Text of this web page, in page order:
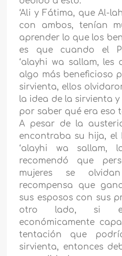
‘Ali y Fátima, que Al-
con ambos, tenían
aprender lo que los
es que cuando el
‘alayhi wa sallam, les
algo más beneficioso
sirvienta, ellos
la idea de la sirvienta
por saber qué era eso
A pesar de la
encontraba su hija, el
‘alayhi wa sallam,
recomendó que
mujeres se
recompensa que
sus esposos con sus
otro lado, si
económicamente
tentación que
sirvienta, entonces